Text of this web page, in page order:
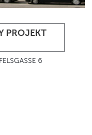
PROJEKT
6